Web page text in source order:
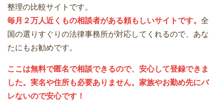
整理の比較サイトです。
毎月２万人近くもの相談者がある頼もしいサイトです。 全
国の選りすぐりの法律事務所が対応してくれるので、あな
たにもお勧めです。
ここは無料で匿名で相談できるので、安心して登録できま
した。実名や住所も必要ありません。家族やお勤め先にバ
レないので安心です！